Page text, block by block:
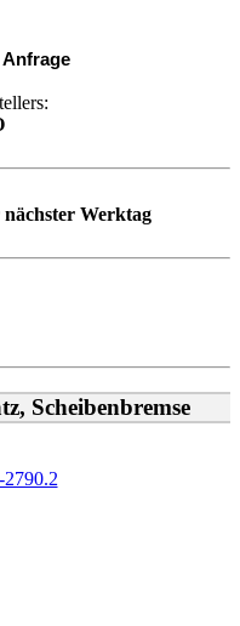
Werktag
Scheibenbremse